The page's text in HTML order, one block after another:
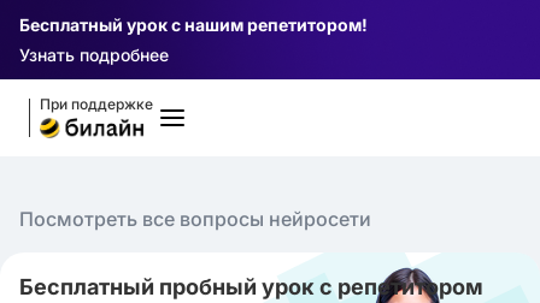
Бесплатный урок с нашим репетитором!
Узнать подробнее
При поддержке
Посмотреть все вопросы нейросети
Бесплатный пробный урок с репетитором